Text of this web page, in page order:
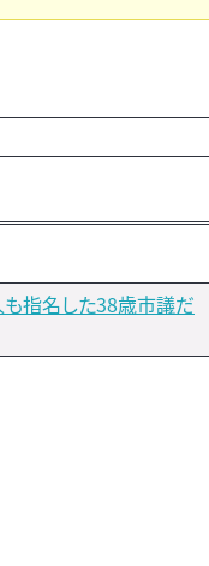
指名した38歳市議だ